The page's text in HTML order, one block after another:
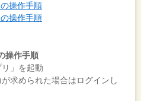
操作手順
操作手順
操作手順
」を起動
求められた場合はログインし